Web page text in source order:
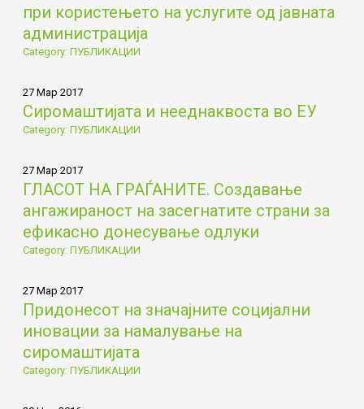
при користењето на услугите од јавната
администрација
Category: ПУБЛИКАЦИИ
27 Мар 2017
Сиромаштијата и нееднаквоста во ЕУ
Category: ПУБЛИКАЦИИ
27 Мар 2017
ГЛАСОТ НА ГРАЃАНИТЕ. Создавање
ангажираност на засегнатите страни за
ефикасно донесување одлуки
Category: ПУБЛИКАЦИИ
27 Мар 2017
Придонесот на значајните социјални
иновации за намалување на
сиромаштијата
Category: ПУБЛИКАЦИИ